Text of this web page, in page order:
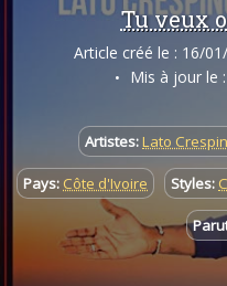
Tu veux
Article créé le : 16/
Mis à jour le
Artistes:Lato
Pays: Côte d'Ivoire Styles: